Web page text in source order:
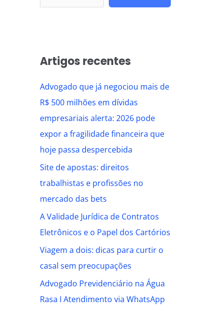
Artigos recentes
Advogado que já negociou mais de
R$ 500 milhões em dívidas
empresariais alerta: 2026 pode
expor a fragilidade financeira que
hoje passa despercebida
Site de apostas: direitos
trabalhistas e profissões no
mercado das bets
A Validade Jurídica de Contratos
Eletrônicos e o Papel dos Cartórios
Viagem a dois: dicas para curtir o
casal sem preocupações
Advogado Previdenciário na Água
Rasa I Atendimento via WhatsApp